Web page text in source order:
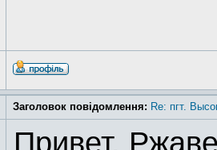
Заголовок повідомлення: Re: пгт.
Привет.